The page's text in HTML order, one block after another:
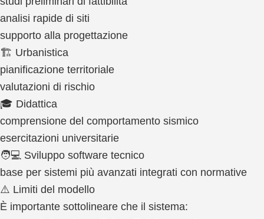
analisi rapide di siti
supporto alla progettazione
🏗️ Urbanistica
pianificazione territoriale
valutazioni di rischio
🎓 Didattica
comprensione del comportamento sismico
esercitazioni universitarie
🧑💻 Sviluppo software tecnico
base per sistemi più avanzati integrati con normative
⚠️ Limiti del modello
È importante sottolineare che il sistema: